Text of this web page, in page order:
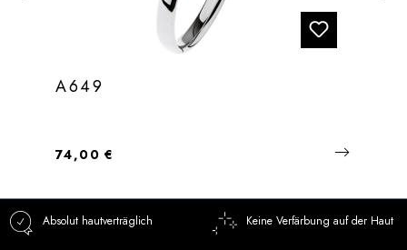
A649
Regulärer Preis:
74,00 €
Absolut hautverträglich Keine Verfärbung auf der Haut